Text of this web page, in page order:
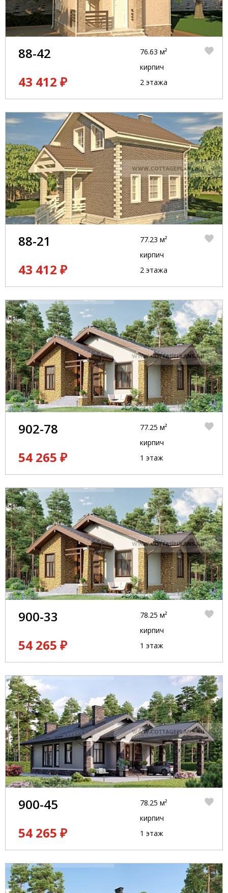
88-42
43 412 ₽
76.63 м²
кирпич
2 этажа
88-21
43 412 ₽
77.23 м²
кирпич
2 этажа
902-78
54 265 ₽
77.25 м²
кирпич
1 этаж
900-33
54 265 ₽
78.25 м²
кирпич
1 этаж
900-45
54 265 ₽
78.25 м²
кирпич
1 этаж